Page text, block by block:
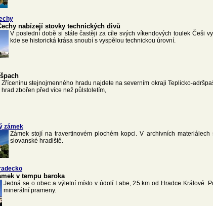
nabízejí stovky technických divů
V poslední době si stále častěji za cíle svých víkendových toulek Češi
kde se historická krása snoubí s vyspělou technickou úrovní.
Zříceninu stejnojmenného hradu najdete na severním okraji Teplicko-
hrad zbořen před více než půlstoletím,
zámek
Zámek stojí na travertinovém plochém kopci. V archivních
slovanské hradiště.
v tempu baroka
Jedná se o obec a výletní místo v údolí Labe, 25 km od Hradce Králové.
minerální prameny.